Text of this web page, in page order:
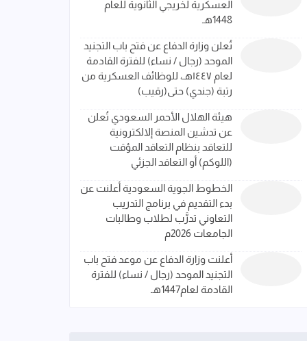
العسكرية لخريجي الثانوية للعام
1448هـ
تُعلن وزارة الدفاع عن فتح باب التجنيد
الموحد (رجال / نساء) للفترة القادمة
لعام ١٤٤٧هـ، للوظائف العسكرية من
رتبة (جندي) حتى(رقيب)
هيئة الهلال الأحمر السعودي تُعلن
عن تدشين المنصة إلالكترونية
للتعاقد بنظام التعاقد المؤقت
(اللوكم) أو التعاقد الجزئي
الخطوط الجوية السعودية أعلنت عن
بدء التقديم في برنامج التدريب
التعاوني تدرَّب لطلاب وطالبات
الجامعات 2026م
أعلنت وزارة الدفاع عن موعد فتح باب
التجنيد الموحد (رجال / نساء) للفترة
القادمة لعام1447هـ